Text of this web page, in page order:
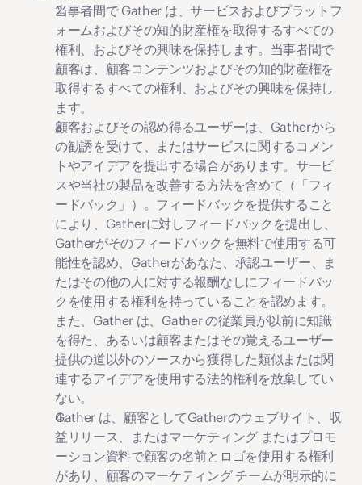
当事者間で Gather は、サービスおよびプラットフ
ォームおよびその知的財産権を取得するすべての
権利、およびその興味を保持します。当事者間で
顧客は、顧客コンテンツおよびその知的財産権を
取得するすべての権利、およびその興味を保持し
ます。
顧客およびその認め得るユーザーは、Gatherから
の勧誘を受けて、またはサービスに関するコメン
トやアイデアを提出する場合があります。サービ
スや当社の製品を改善する方法を含めて（「フィ
ードバック 」）。フィードバックを提供すること
により、Gatherに対しフィードバックを提出し、
Gatherがそのフィードバックを無料で使用する可
能性を認め、Gatherがあなた、承認ユーザー、ま
たはその他の人に対する報酬なしにフィードバッ
クを使用する権利を持っていることを認めます。
また、Gather は、Gather の従業員が以前に知識
を得た、あるいは顧客またはその覚えるユーザー
提供の道以外のソースから獲得した類似または関
連するアイデアを使用する法的権利を放棄してい
ない。
Gather は、顧客としてGatherのウェブサイト、収
益リリース、またはマーケティング またはプロモ
ーション資料で顧客の名前とロゴを使用する権利
があり、顧客のマーケティング チームが明示的に